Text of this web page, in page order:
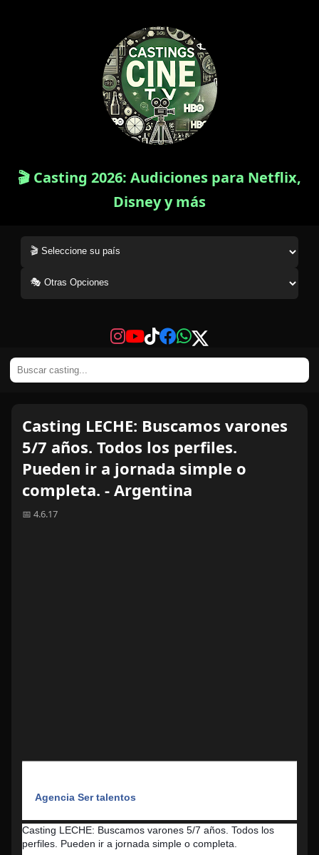
🎬 Casting 2026: Audiciones para Netflix,
Disney y más
Casting LECHE: Buscamos varones
5/7 años. Todos los perfiles.
Pueden ir a jornada simple o
completa. - Argentina
📅 4.6.17
Agencia Ser talentos
Casting LECHE: Buscamos varones 5/7 años. Todos los
perfiles. Pueden ir a jornada simple o completa.